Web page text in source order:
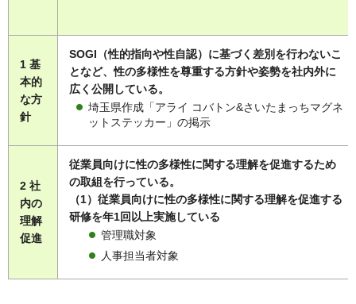
1 基
本的
な方
針
SOGI（性的指向や性自認）に基づく差別を行わないこ
となど、性の多様性を尊重する方針や姿勢を社内外に
広く公開している。
埼玉県作成「アライ コバトン&さいたまっちマグネ
ットステッカー」の掲示
2 社
内の
理解
促進
従業員向けに性の多様性に関する理解を促進するため
の取組を行っている。
（1）従業員向けに性の多様性に関する理解を促進する
研修を年1回以上実施している
管理職対象
人事担当者対象